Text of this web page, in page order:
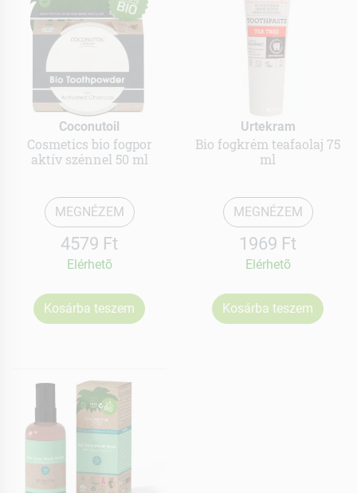
Coconutoil
Cosmetics bio fogpor
aktív szénnel 50 ml
MEGNÉZEM
4579 Ft
Elérhetõ
Kosárba teszem
Urtekram
Bio fogkrém teafaolaj 75
ml
MEGNÉZEM
1969 Ft
Elérhetõ
Kosárba teszem